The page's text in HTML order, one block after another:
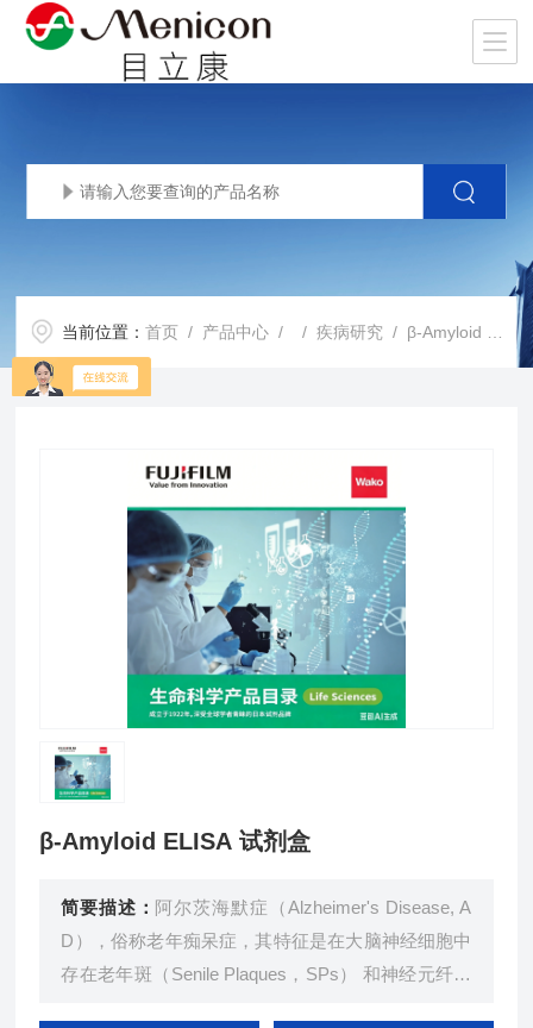
当前位置：首页 / 产品中心 / /疾病研究 / β-Amyloid ELISA 试剂盒
β-Amyloid ELISA 试剂盒
简要描述： 阿尔茨海默症（Alzheimer's Disease, A
D），俗称老年痴呆症，其特征是在大脑神经细胞中
存在老年斑（Senile Plaques，SPs） 和神经元纤维